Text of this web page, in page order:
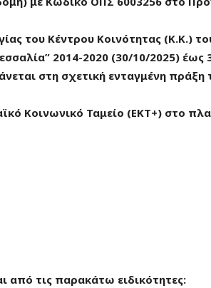
του Κέντρου Κοινότητας (Κ.Κ.)
2014-2020 (30/10/2025) έως
στη σχετική ενταγμένη
Κοινωνικό Ταμείο (ΕΚΤ+) στο
από τις παρακάτω ειδικότητες: